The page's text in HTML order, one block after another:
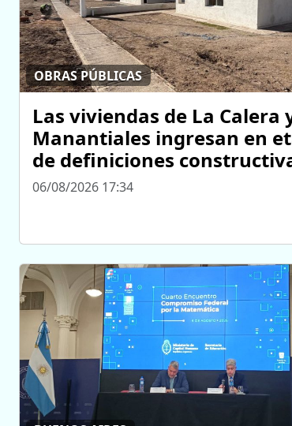
OBRAS PÚBLICAS
Las viviendas de La Calera
Manantiales ingresan en
de definiciones
06/08/2026 17:34